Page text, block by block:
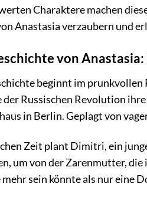
Charaktere machen
Anastasia verzaubern und
von
beginnt im prunkvollen
der Russischen Revolution
in Berlin. Geplagt von
Zeit plant Dimitri, ein
um von der Zarenmutter,
mehr sein könnte als nur eine